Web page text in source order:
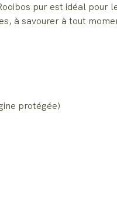
pur est idéal pour
à savourer à tout
protégée)